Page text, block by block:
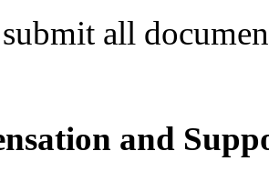
submit all
and